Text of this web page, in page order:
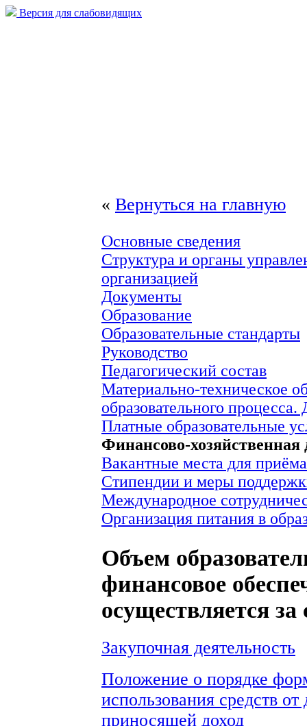
Версия для слабовидящих
« Вернуться на главную
Основные сведения
Структура и органы
организацией
Документы
Образование
Образовательные стандарты
Руководство
Педагогический состав
Материально-техническое
образовательного процесса.
Платные образовательные
Финансово-хозяйственная
Вакантные места для
Стипендии и меры
Международное
Организация питания в
Объем
финансовое
осуществляется
Закупочная деятельность
Положение о порядке
использования средств от
приносящей доход